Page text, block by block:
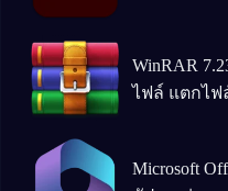
WinRAR
ไฟล์ แตกไฟ
Microsoft